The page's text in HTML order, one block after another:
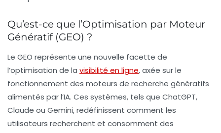
Qu’est-ce que l’Optimisation par Moteur
Génératif (GEO) ?
Le GEO représente une nouvelle facette de
l’optimisation de la visibilité en ligne, axée sur le
fonctionnement des moteurs de recherche génératifs
alimentés par l’IA. Ces systèmes, tels que ChatGPT,
Claude ou Gemini, redéfinissent comment les
utilisateurs recherchent et consomment des